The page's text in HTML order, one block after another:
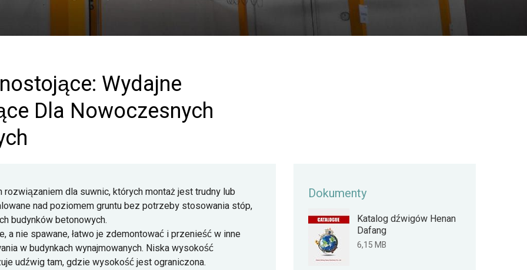
Wydajne
Dla Nowoczesnych
dla suwnic, których montaż jest trudny lub
nad poziomem gruntu bez potrzeby stosowania stóp,
budynków betonowych.
nie spawane, łatwo je zdemontować i przenieść w inne
w budynkach wynajmowanych. Niska wysokość
udźwig tam, gdzie wysokość jest ograniczona.
Dokumenty
Katalog dźwigów Henan
Dafang
6,15 MB